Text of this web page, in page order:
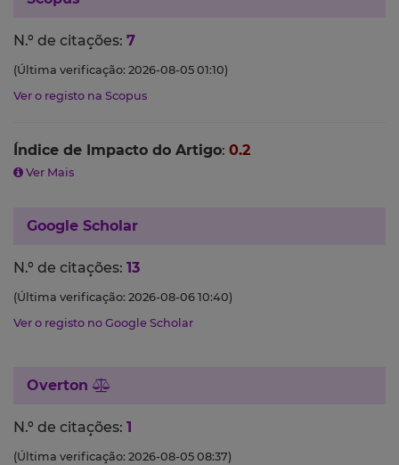
N.º de citações: 7
(Última verificação: 2026-08-05 01:10)
Ver o registo na Scopus
Índice de Impacto do Artigo: 0.2
Ver Mais
Google Scholar
N.º de citações: 13
(Última verificação: 2026-08-06 10:40)
Ver o registo no Google Scholar
Overton
N.º de citações: 1
(Última verificação: 2026-08-05 08:37)